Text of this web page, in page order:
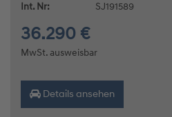
Int. Nr:
SJ191589
36.290 €
MwSt. ausweisbar
Details ansehen